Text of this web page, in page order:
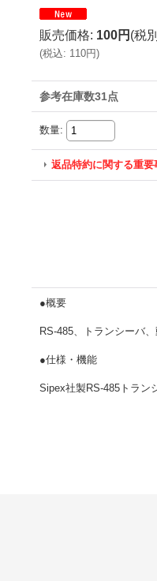
販売価格: 100円 (税
(税込: 110円)
参考在庫数31点
数量:
返品特約に関する重要
●概要
RS-485、トランシーバ
●仕様・機能
Sipex社製RS-485トラン